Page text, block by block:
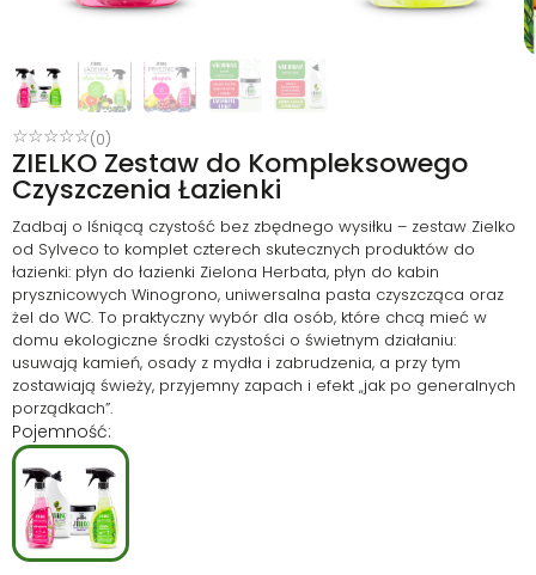
☆☆☆☆☆(0)
ZIELKO Zestaw do Kompleksowego
Czyszczenia Łazienki
Zadbaj o lśniącą czystość bez zbędnego wysiłku – zestaw Zielko
od Sylveco to komplet czterech skutecznych produktów do
łazienki: płyn do łazienki Zielona Herbata, płyn do kabin
prysznicowych Winogrono, uniwersalna pasta czyszcząca oraz
żel do WC. To praktyczny wybór dla osób, które chcą mieć w
domu ekologiczne środki czystości o świetnym działaniu:
usuwają kamień, osady z mydła i zabrudzenia, a przy tym
zostawiają świeży, przyjemny zapach i efekt „jak po generalnych
porządkach”.
Pojemność: